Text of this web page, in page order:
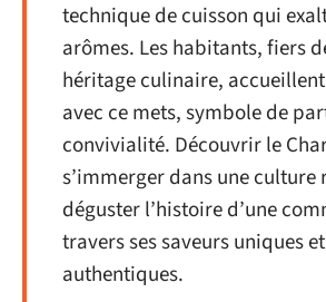
technique de cuisson qui
arômes. Les habitants, fiers
héritage culinaire,
avec ce mets, symbole de
convivialité. Découvrir le
s’immerger dans une culture
déguster l’histoire d’une
travers ses saveurs uniques et
authentiques.